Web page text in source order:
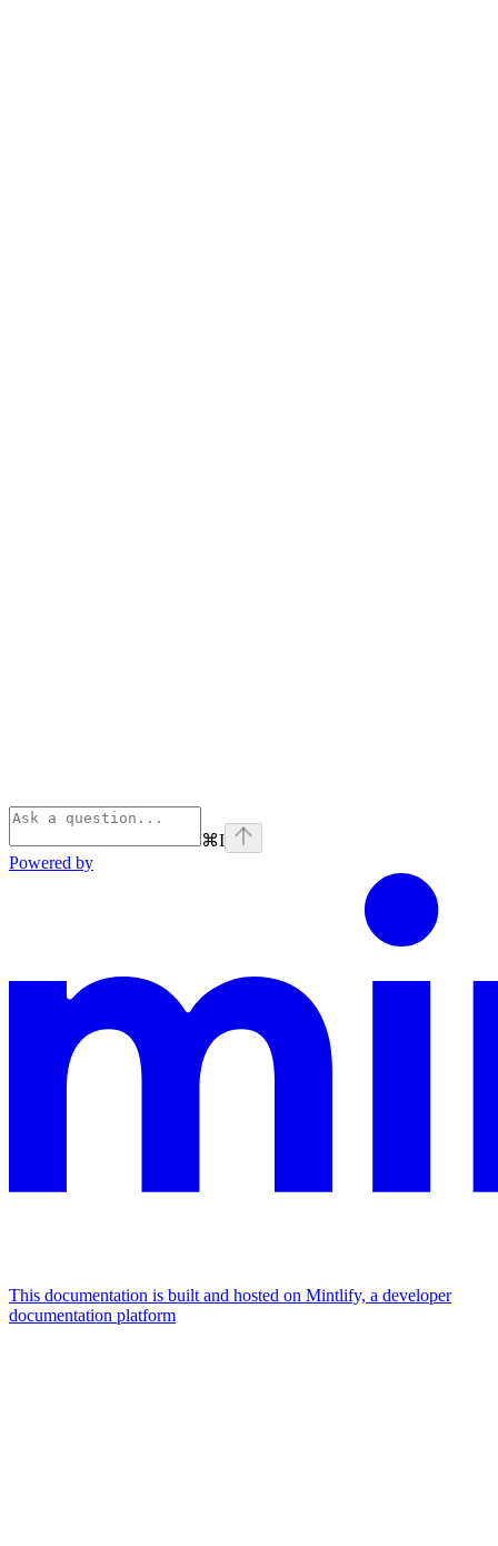
⌘I
Powered by
This documentation is built and hosted on Mintlify, a developer
documentation platform